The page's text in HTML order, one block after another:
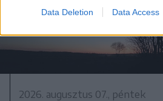
Data Deletion Data Access
2026. augusztus 07., péntek